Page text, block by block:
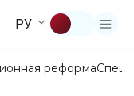
РУ
реформа